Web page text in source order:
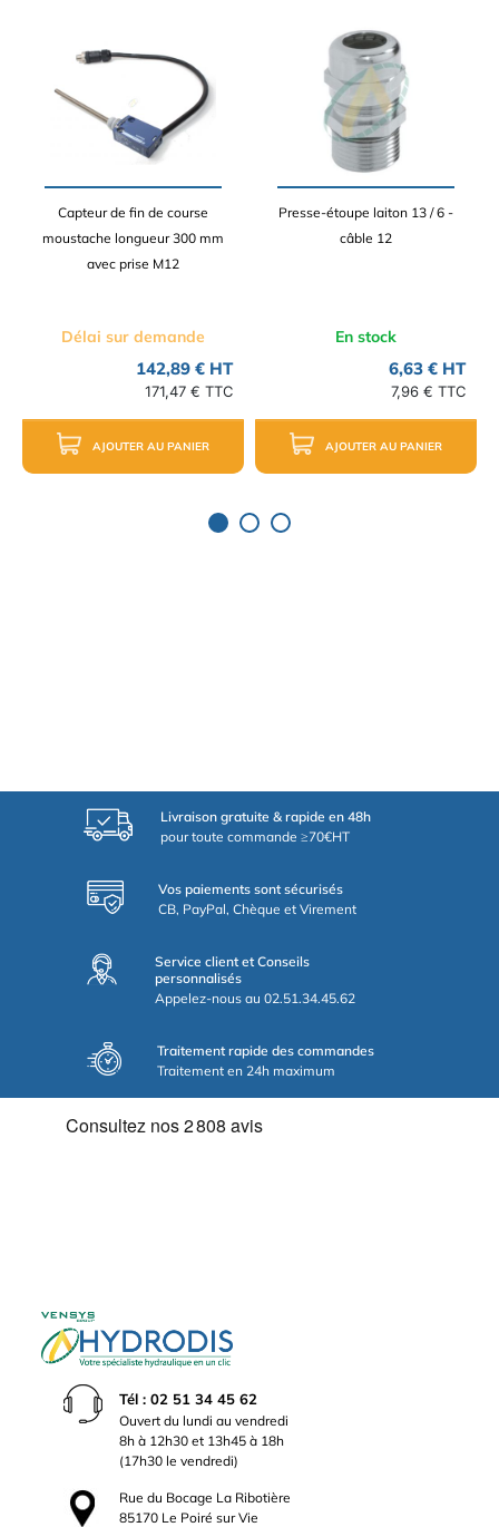
Capteur de fin de course
moustache longueur 300 mm
avec prise M12
Délai sur demande
142,89 € HT
171,47 € TTC
AJOUTER AU PANIER
Presse-étoupe laiton 13 / 6 -
câble 12
En stock
6,63 € HT
7,96 € TTC
AJOUTER AU PANIER
Livraison gratuite & rapide en 48h
pour toute commande ≥70€HT
Vos paiements sont sécurisés
CB, PayPal, Chèque et Virement
Service client et Conseils
personnalisés
Appelez-nous au 02.51.34.45.62
Traitement rapide des commandes
Traitement en 24h maximum
Tél : 02 51 34 45 62
Ouvert du lundi au vendredi
8h à 12h30 et 13h45 à 18h
(17h30 le vendredi)
Rue du Bocage La Ribotière
85170 Le Poiré sur Vie